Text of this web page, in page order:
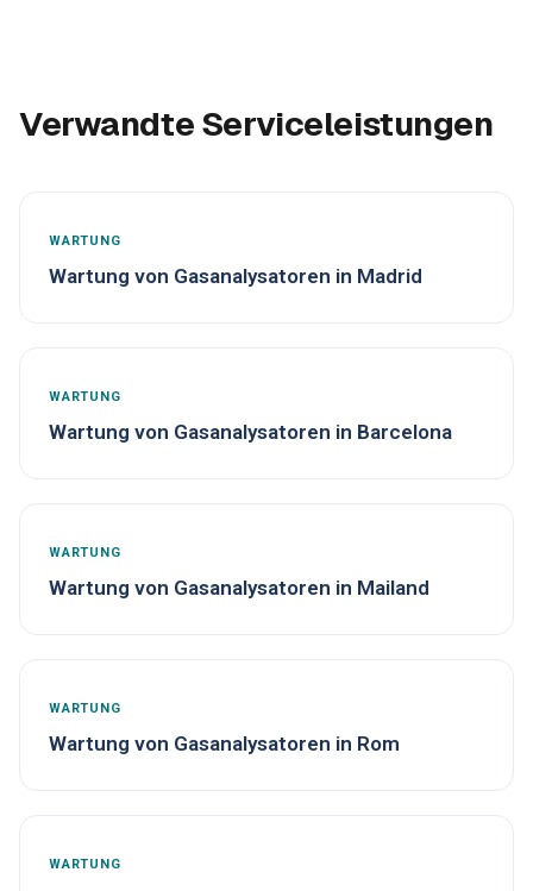
Verwandte Serviceleistungen
WARTUNG
Wartung von Gasanalysatoren in Madrid
WARTUNG
Wartung von Gasanalysatoren in Barcelona
WARTUNG
Wartung von Gasanalysatoren in Mailand
WARTUNG
Wartung von Gasanalysatoren in Rom
WARTUNG